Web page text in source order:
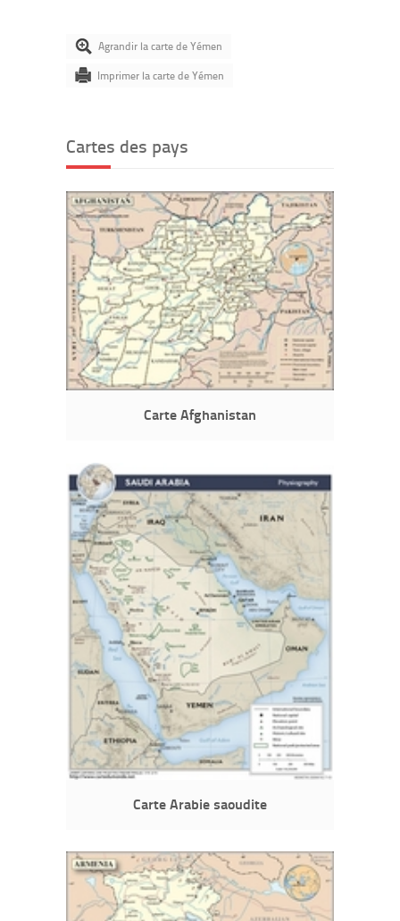
Agrandir la carte de Yémen
Imprimer la carte de Yémen
Cartes des pays
Carte Afghanistan
Carte Arabie saoudite